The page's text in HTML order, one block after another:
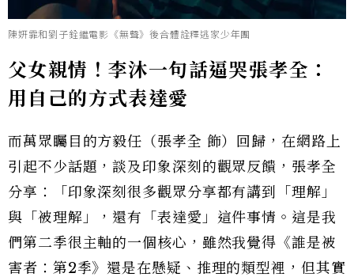
陳姸霏和劉子銓繼電影《無聲》後合體詮釋逃家少年團
父女親情！李沐一句話逼哭張孝全：
用自己的方式表達愛
而萬眾矚目的方毅任（張孝全 飾）回歸，在網路上
引起不少話題，談及印象深刻的觀眾反饋，張孝全
分享：「印象深刻很多觀眾分享都有講到「理解」
與「被理解」，還有「表達愛」這件事情。這是我
們第二季很主軸的一個核心，雖然我覺得《誰是被
害者：第2季》還是在懸疑、推理的類型裡，但其實